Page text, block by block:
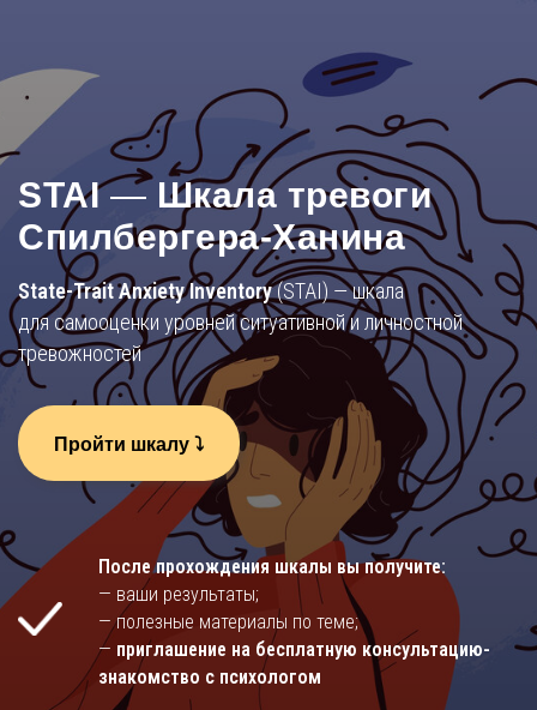
STAI — Шкала тревоги
Спилбергера-Ханина
State-Trait Anxiety Inventory(STAI) — шкала
для самооценки уровней ситуативной и личностной
тревожностей
Пройти шкалу ⤵
После прохождения шкалы вы получите:
— ваши результаты;
— полезные материалы по теме;
— приглашение на бесплатную консультацию-
знакомство с психологом